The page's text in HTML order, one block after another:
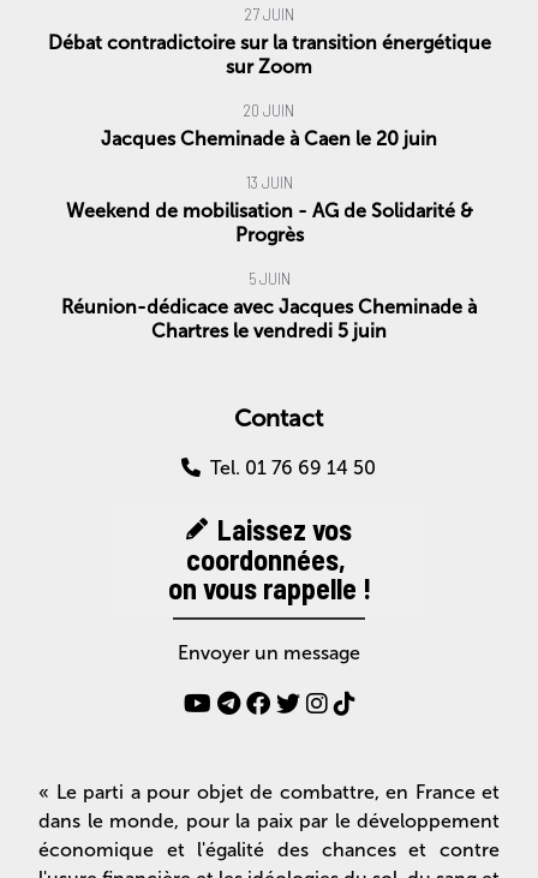
27 JUIN
Débat contradictoire sur la transition énergétique
sur Zoom
20 JUIN
Jacques Cheminade à Caen le 20 juin
13 JUIN
Weekend de mobilisation - AG de Solidarité &
Progrès
5 JUIN
Réunion-dédicace avec Jacques Cheminade à
Chartres le vendredi 5 juin
Contact
Tel. 01 76 69 14 50
Laissez vos
coordonnées,
on vous rappelle !
Envoyer un message
« Le parti a pour objet de combattre, en France et
dans le monde, pour la paix par le développement
économique et l'égalité des chances et contre